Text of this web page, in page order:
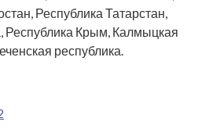
Республика Татарстан,
Республика Крым, Калмыцкая
республика.